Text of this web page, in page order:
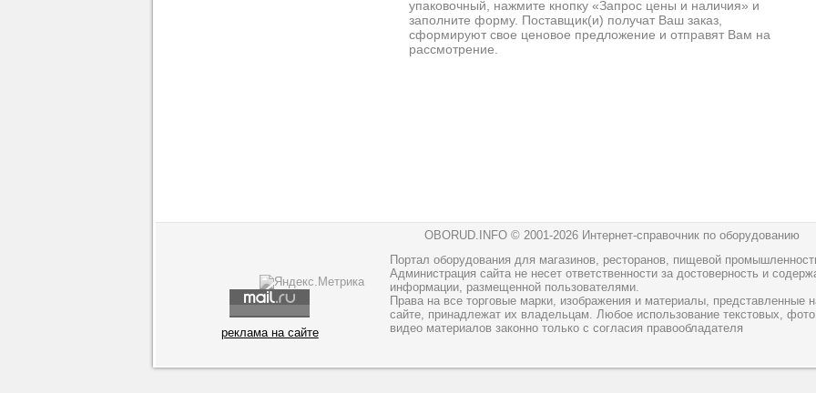
упаковочный, нажмите кнопку «Запрос цены и наличия» и
заполните форму. Поставщик(и) получат Ваш заказ,
сформируют свое ценовое предложение и отправят Вам на
рассмотрение.
OBORUD.INFO © 2001-2026 Интернет-справочник по оборудованию
реклама на сайте
Портал оборудования для магазинов, ресторанов, пищевой
Администрация сайта не несет ответственности за достоверность и
информации, размещенной пользователями.
Права на все торговые марки, изображения и материалы, представленные
сайте, принадлежат их владельцам. Любое использование текстовых,
видео материалов законно только с согласия правообладателя